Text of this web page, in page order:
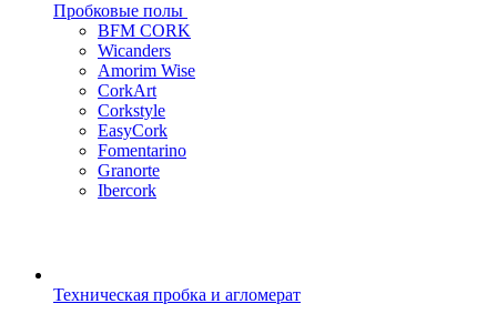
Пробковые полы
BFM CORK
Wicanders
Amorim Wise
CorkArt
Corkstyle
EasyCork
Fomentarino
Granorte
Ibercork
Техническая пробка и агломерат